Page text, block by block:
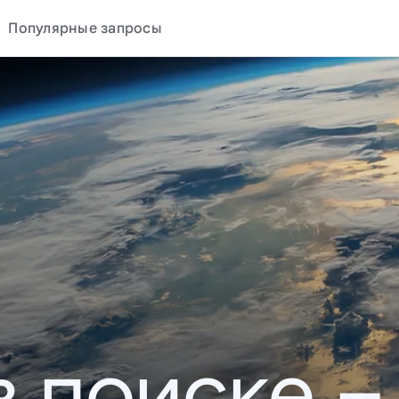
Популярные запросы